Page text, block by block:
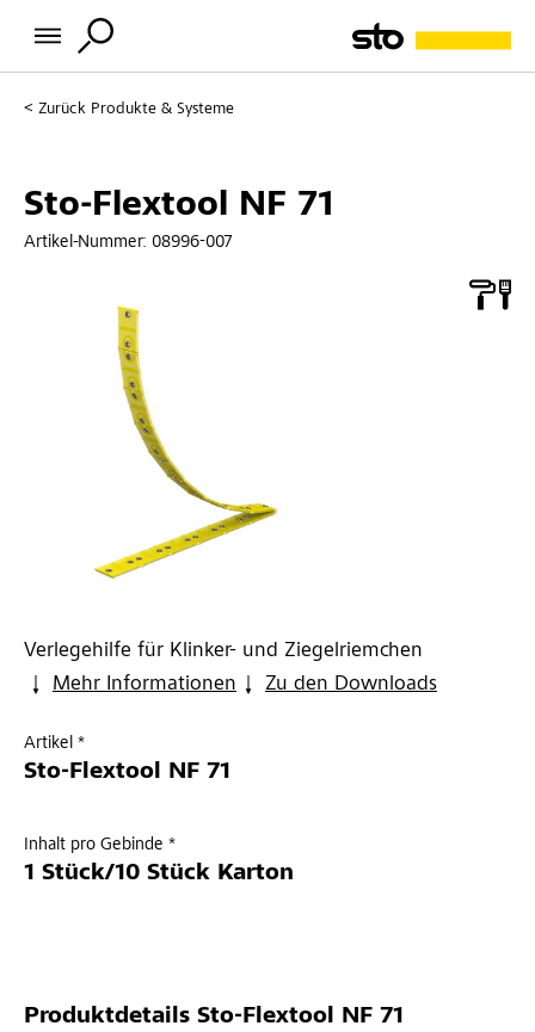
Zurück Produkte & Systeme
Sto-Flextool NF 71
Artikel-Nummer: 08996-007
Verlegehilfe für Klinker- und Ziegelriemchen
Mehr Informationen
Zu den Downloads
Artikel *
Sto-Flextool NF 71
Inhalt pro Gebinde *
1 Stück/10 Stück Karton
Produktdetails Sto-Flextool NF 71